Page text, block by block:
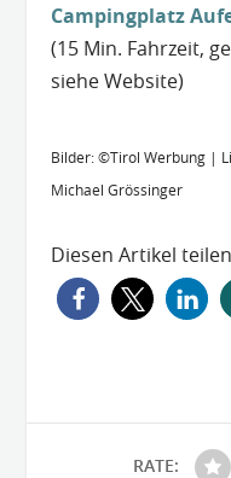
Campingplatz
(15 Min. Fahrzeit,
siehe Website)
Bilder: ©Tirol Werbung |
Michael Grössinger
Diesen Artikel
RATE: